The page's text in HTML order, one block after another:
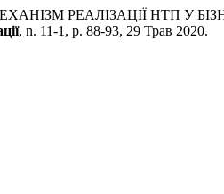
РЕАЛІЗАЦІЇ НТП У
, n. 11-1, p. 88-93, 29 Трав 2020.